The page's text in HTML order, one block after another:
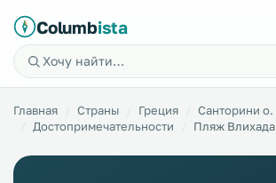
Columbista
Главная Страны Греция
Санторини о.
Достопримечательности
Пляж Влихада